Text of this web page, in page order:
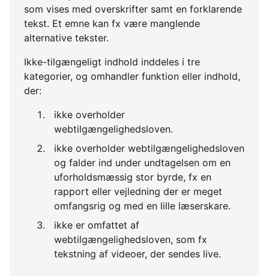
som vises med overskrifter samt en forklarende
tekst. Et emne kan fx være manglende
alternative tekster.
Ikke-tilgængeligt indhold inddeles i tre
kategorier, og omhandler funktion eller indhold,
der:
ikke overholder
webtilgængelighedsloven.
ikke overholder webtilgængelighedsloven
og falder ind under undtagelsen om en
uforholdsmæssig stor byrde, fx en
rapport eller vejledning der er meget
omfangsrig og med en lille læserskare.
ikke er omfattet af
webtilgængelighedsloven, som fx
tekstning af videoer, der sendes live.